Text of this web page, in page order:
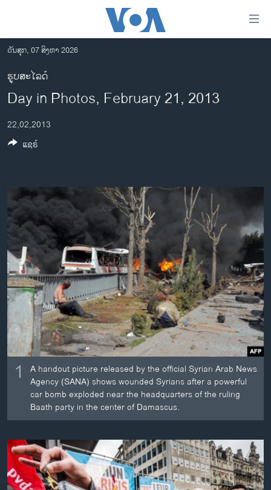
ເຂົ້າ
ຫາ
ຂ້າມ
ຂ້າມ
ໄປ
ຫາ
ລາວ
ອາເມຣິກາ
ການເລືອກຕັ້ງ ປະທານາທີບໍດີ ສະຫະລັດ 2024
ຂ່າວ​ຈີນ
ເອເຊຍ
ອິດສະຫຼະພາບດ້ານການຂ່າວ
ຊີວິດຊາວລາວ
ຊຸມຊົນຊາວລາວ
ວິທະຍາສາດ-ເທັກໂນໂລຈີ
ທຸລະກິດ
ພາສາອັງກິດ
ວີດີໂອ
ສຽງ
ລາຍການກະຈາຍສຽງ
ລາຍງານ
ຕິດຕາມພວກເຮົາ ທີ່
ພາສາຕ່າງໆ
ວັນສຸກ, 07 ສິງຫາ 2026
ຮູບສະໄລດ໌
Day in Photos, February 21, 2013
22,02,2013
1
A handout picture released by the official Syrian Arab News
Agency (SANA) shows wounded Syrians after a powerful
car bomb exploded near the headquarters of the ruling
Baath party in the center of Damascus.
ແຊຣ໌